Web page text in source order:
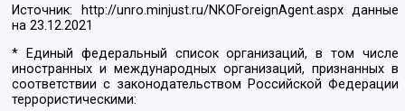
Источник: http://unro.minjust.ru/NKOForeignAgent.aspxданные
на23.12.2021
* Единый федеральный список организаций, в том числе
иностранных и международных организаций, признанных в
соответствии с законодательством Российской Федерации
террористическими: